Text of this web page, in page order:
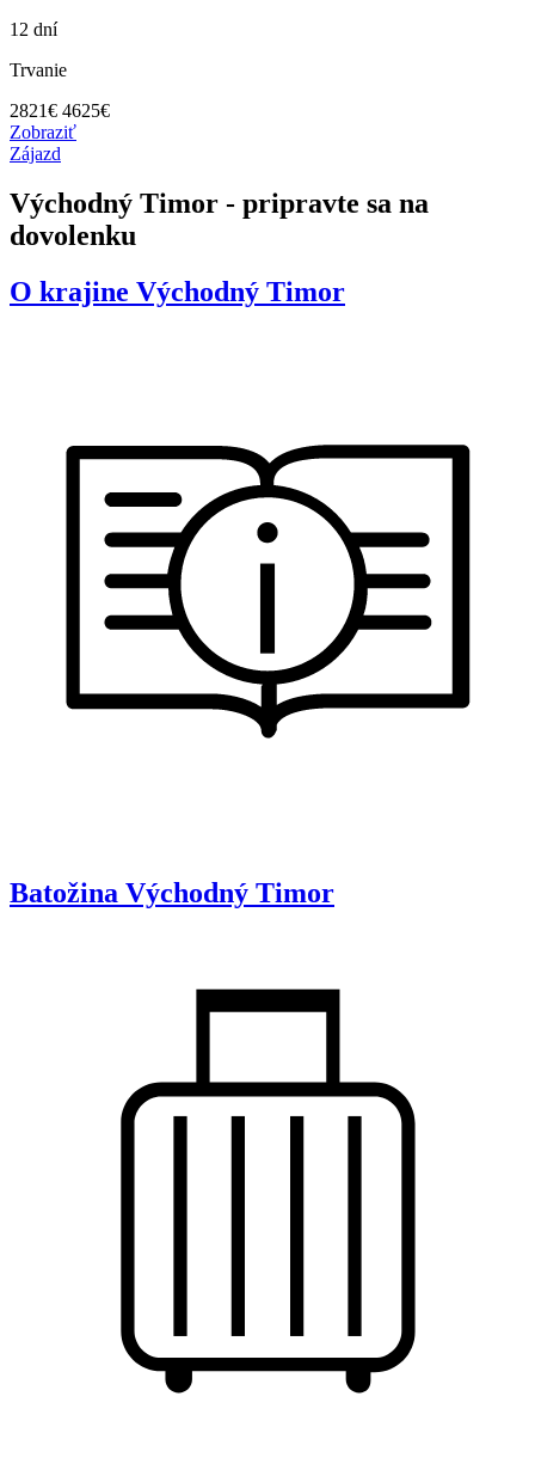
12 dní
Trvanie
2821€ 4625€
Zobraziť
Zájazd
Východný Timor - pripravte sa na
dovolenku
O krajine Východný Timor
Batožina Východný Timor